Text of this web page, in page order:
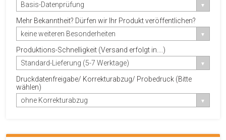
Basis-Datenprüfung
Mehr Bekanntheit? Dürfen wir Ihr Produkt veröffentlichen?
keine weiteren Besonderheiten
Produktions-Schnelligkeit (Versand erfolgt in....)
Standard-Lieferung (5-7 Werktage)
Druckdatenfreigabe/ Korrekturabzug/ Probedruck (Bitte
wählen)
ohne Korrekturabzug